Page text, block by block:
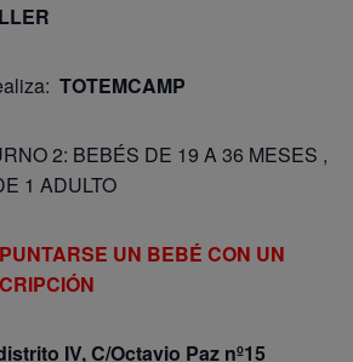
TOTEMCAMP
2: BEBÉS DE 19 A 36 MESES ,
1 ADULTO
UN BEBÉ CON UN
IV, C/Octavio Paz nº15